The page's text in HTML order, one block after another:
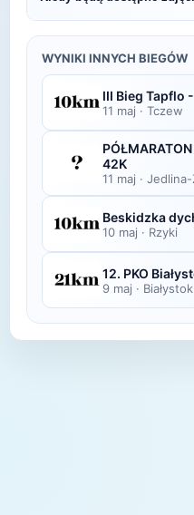
uczestników i w
elektroniczne dyplomy
organizatora po
w ciągu kilku dni po
lub fanpage'u na
WYNIKI INNYCH BIEGÓW
III Bieg Tapflo
11 maj · Tczew
42K
11 maj ·
Beskidzka
10 maj · Rzyki
12. PKO
9 maj · Białystok